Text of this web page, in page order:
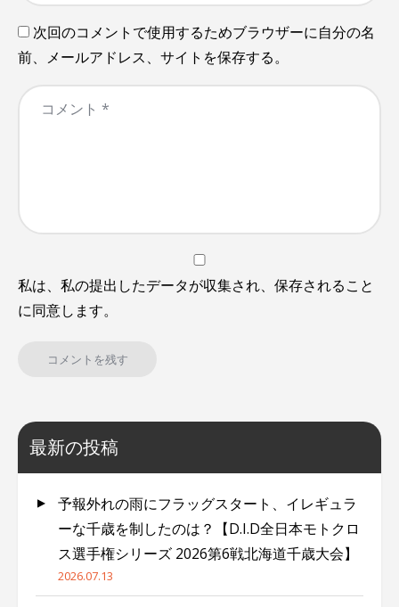
次回のコメントで使用するためブラウザーに自分の名
前、メールアドレス、サイトを保存する。
私は、私の提出したデータが収集され、保存されること
に同意します。
最新の投稿
予報外れの雨にフラッグスタート、イレギュラ
ーな千歳を制したのは？【D.I.D全日本モトクロ
ス選手権シリーズ 2026第6戦北海道千歳大会】
2026.07.13